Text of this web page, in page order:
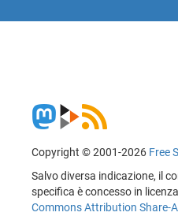
Copyright © 2001-2026 Free
Salvo diversa indicazione, il
specifica è concesso in
Commons Attribution Share-